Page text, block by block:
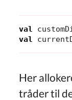
val
val
Her
tråder til